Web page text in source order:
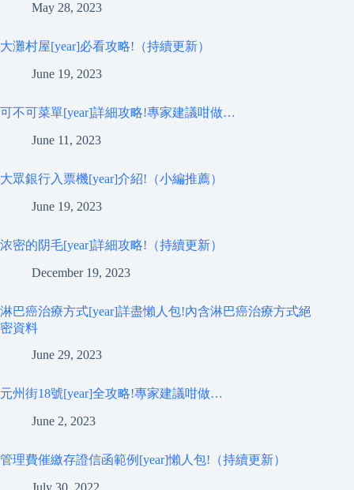
May 28, 2023
大灘村屋[year]必看攻略!（持續更新）
June 19, 2023
可不可菜單[year]詳細攻略!專家建議咁做…
June 11, 2023
大眾銀行入票機[year]介紹!（小編推薦）
June 19, 2023
浓密的阴毛[year]詳細攻略!（持續更新）
December 19, 2023
淋巴癌治療方式[year]詳盡懶人包!內含淋巴癌治療方式絕
密資料
June 29, 2023
元州街18號[year]全攻略!專家建議咁做…
June 2, 2023
管理費催繳存證信函範例[year]懶人包!（持續更新）
July 30, 2022